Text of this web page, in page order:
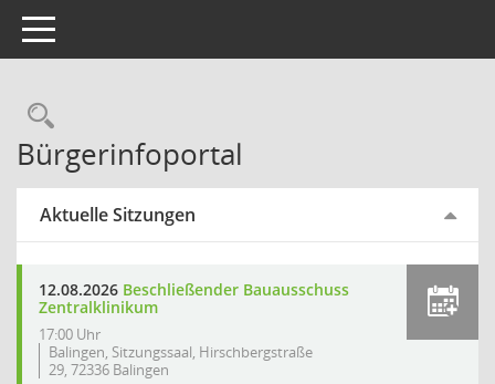
Toggle navigation
Rechercheauswahl
Bürgerinfoportal
Aktuelle Sitzungen
12.08.2026 Beschließender Bauausschuss
Zentralklinikum
17:00 Uhr
Balingen, Sitzungssaal, Hirschbergstraße
29, 72336 Balingen